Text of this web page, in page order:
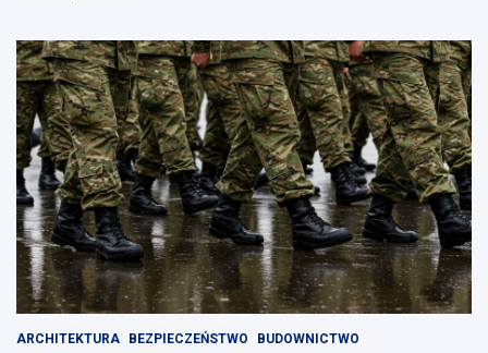
ARCHITEKTURA BEZPIECZEŃSTWO BUDOWNICTWO